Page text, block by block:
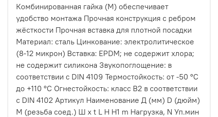
Комбинированная гайка (M) обеспечивает
удобство монтажа Прочная конструкция с ребром
жёсткости Прочная вставка для плотной посадки
Материал: сталь Цинкование: электролитическое
(8-12 микрон) Вставка: EPDM; не содержит хлора;
не содержит силикона Звукопоглощение: в
соответствии с DIN 4109 Термостойкость: от -50 °C
до +110 °C Огнестойкость: класс B2 в соответствии
с DIN 4102 Артикул Наименование Д (мм) D (дюйм)
М (резьба соед.) Ш х t L H H1 m Нагрузка, N Уп.мин